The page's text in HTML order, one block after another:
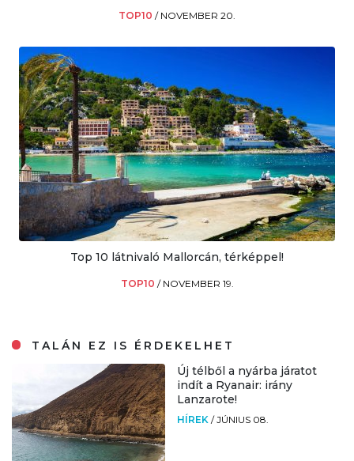
TOP10 / NOVEMBER 20.
Top 10 látnivaló Mallorcán, térképpel!
TOP10 / NOVEMBER 19.
TALÁN EZ IS ÉRDEKELHET
Új télből a nyárba járatot
indít a Ryanair: irány
Lanzarote!
HÍREK /JÚNIUS 08.